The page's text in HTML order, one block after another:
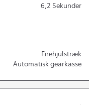
6,2 Sekunder
Firehjulstræk
Automatisk gearkasse